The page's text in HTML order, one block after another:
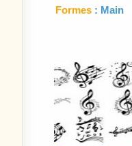
Formes : Main